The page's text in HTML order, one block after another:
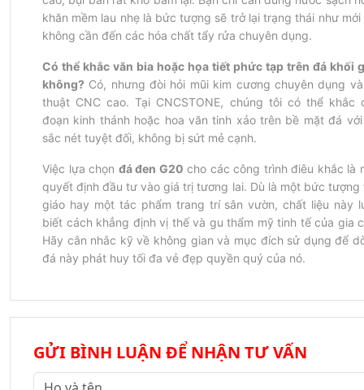
khăn mềm lau nhẹ là bức tượng sẽ trở lại trạng thái như mới
không cần đến các hóa chất tẩy rửa chuyên dụng.
Có thể khắc văn bia hoặc họa tiết phức tạp trên đá khối
không? Có, nhưng đòi hỏi mũi kim cương chuyên dụng
thuật CNC cao. Tại CNCSTONE, chúng tôi có thể khắc
đoạn kinh thánh hoặc hoa văn tinh xảo trên bề mặt đá
sắc nét tuyệt đối, không bị sứt mẻ cạnh.
Việc lựa chọn đá đen G20 cho các công trình điêu khắc là
quyết định đầu tư vào giá trị tương lai. Dù là một bức tượng
giáo hay một tác phẩm trang trí sân vườn, chất liệu này
biết cách khẳng định vị thế và gu thẩm mỹ tinh tế của gia
Hãy cân nhắc kỹ về không gian và mục đích sử dụng để
đá này phát huy tối đa vẻ đẹp quyền quý của nó.
GỬI BÌNH LUẬN ĐỂ NHẬN TƯ VẤN